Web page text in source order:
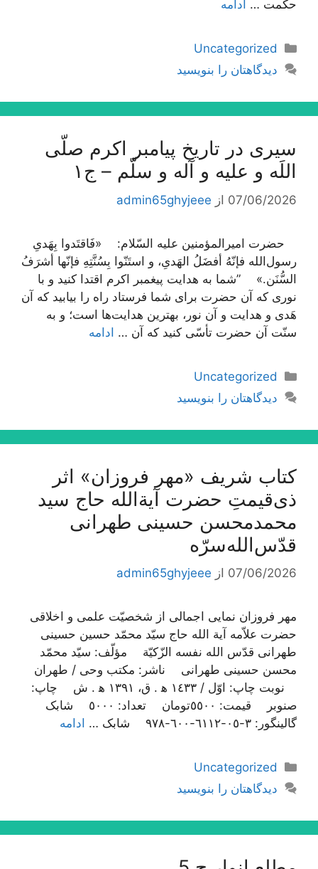
حكمت … ادامه
دسته‌ها
Uncategorized
دیدگاهتان را بنویسید
سیری در تاریخ پیامبر اکرم صلّی
اللَه و علیه و آله و سلّم – ج۱
07/06/2026 از admin65ghyjeee
حضرت امیرالمؤمنین علیه السّلام: «فَاقتَدوا بِهَدیِ
رسول‌الله فإنّهُ أفضَلُ الهَدیِ، و استَنّوا بِسُنَّتِهِ فإنّها أشرَفُ
السُّنَن.» ”شما به هدایت پیغمبر اکرم اقتدا کنید و با
نوری که آن حضرت برای شما فرستاد راه را بیابید که آن
هَدی و هدایت و آن نور، بهترین هدایت‌ها است؛ و به
سنّت آن حضرت تأسّی کنید که آن … ادامه
دسته‌ها
Uncategorized
دیدگاهتان را بنویسید
کتاب شریف «مهر فروزان» اثر
ذی‌قیمتِ حضرت آیة‌الله حاج سید
محمدمحسن حسینی طهرانی
قدّس‌الله‌سرّه
07/06/2026 از admin65ghyjeee
مهر فروزان نمایی اجمالی از شخصیّت علمی و اخلاقی
حضرت علاّمه آیة الله حاج سیّد محمّد حسین حسینی
طهرانی قدّس الله نفسه الزّکیّة مؤلّف: سیّد محمّد
محسن حسینی طهرانی ناشر: مکتب وحی / طهران
نوبت چاپ: اوّل / ١٤٣٣ ه‍ . ق، ١٣٩١ ه‍ . ش چاپ:
صنوبر قیمت: ٥٥٠٠تومان تعداد: ٥٠٠٠ شابک
گالینگور: ٣-٠٥-٦١١٢-٦٠٠-٩٧٨ شابک …
ادامه
دسته‌ها
Uncategorized
دیدگاهتان را بنویسید